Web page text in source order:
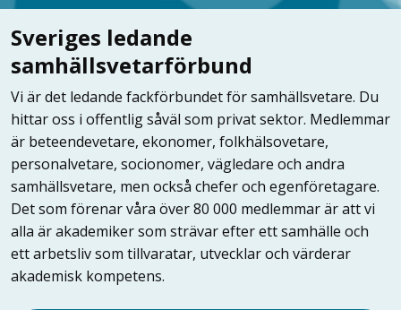
Sveriges ledande
samhällsvetarförbund
Vi är det ledande fackförbundet för samhällsvetare. Du
hittar oss i offentlig såväl som privat sektor. Medlemmar
är beteendevetare, ekonomer, folkhälsovetare,
personalvetare, socionomer, vägledare och andra
samhällsvetare, men också chefer och egenföretagare.
Det som förenar våra över 80 000 medlemmar är att vi
alla är akademiker som strävar efter ett samhälle och
ett arbetsliv som tillvaratar, utvecklar och värderar
akademisk kompetens.